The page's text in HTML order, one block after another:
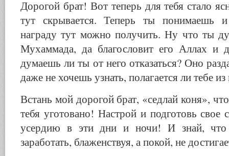
Дорогой брат! Вот теперь для тебя стало
тут скрывается. Теперь ты понимаешь
награду тут можно получить. Ну что ты
Мухаммада, да благословит его Аллах и
думаешь ли ты от него отказаться? Оно
даже не хочешь узнать, полагается ли тебе
Встань мой дорогой брат, «седлай коня»,
тебя уготовано! Настрой и подготовь свое
усердию в эти дни и ночи! И знай, что
заработать, блаженствуя, а покой, не